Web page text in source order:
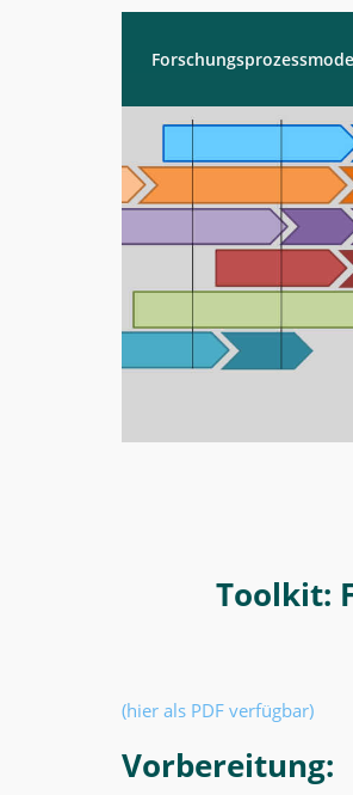
Digitales
Labor
Toolkit:
(hier als PDF verfügbar)
Vorbereitung: